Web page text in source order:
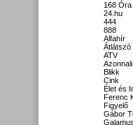
168 Óra
24.hu
444
888
Alfahír
Átlátszó
ATV
Azonnali
Blikk
Cink
Élet és
Ferenc
Figyelő
Gábor
Galamus